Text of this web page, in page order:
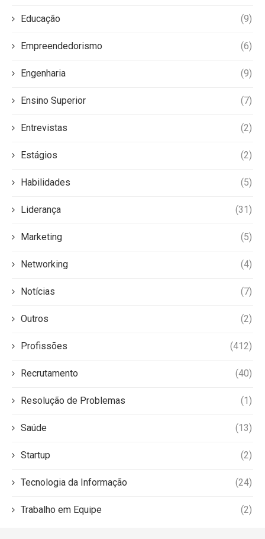
Educação (9)
Empreendedorismo (6)
Engenharia (9)
Ensino Superior (7)
Entrevistas (2)
Estágios (2)
Habilidades (5)
Liderança (31)
Marketing (5)
Networking (4)
Notícias (7)
Outros (2)
Profissões (412)
Recrutamento (40)
Resolução de Problemas (1)
Saúde (13)
Startup (2)
Tecnologia da Informação (24)
Trabalho em Equipe (2)